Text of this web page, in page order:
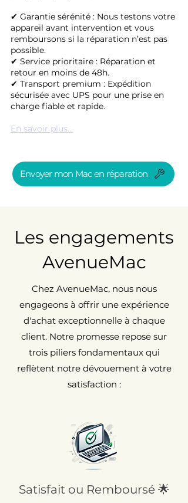
✔ Garantie sérénité : Nous testons votre
appareil avant intervention et vous
remboursons si la réparation n’est pas
possible.
✔ Service prioritaire : Réparation et
retour en moins de 48h.
✔ Transport premium : Expédition
sécurisée avec UPS pour une prise en
charge fiable et rapide.
En savoir plus...
Envoyer mon Mac en réparation
Les engagements
AvenueMac
Chez AvenueMac, nous nous
engageons à offrir une expérience
d'achat exceptionnelle à chaque
client. Notre promesse repose sur
trois piliers fondamentaux qui
reflètent notre dévouement à votre
satisfaction :
Satisfait ou Remboursé 🌟